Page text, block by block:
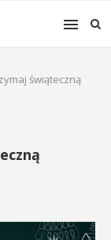
świąteczną